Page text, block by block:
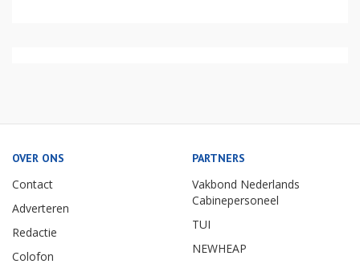
OVER ONS
Contact
Adverteren
Redactie
Colofon
PARTNERS
Vakbond Nederlands
Cabinepersoneel
TUI
NEWHEAP